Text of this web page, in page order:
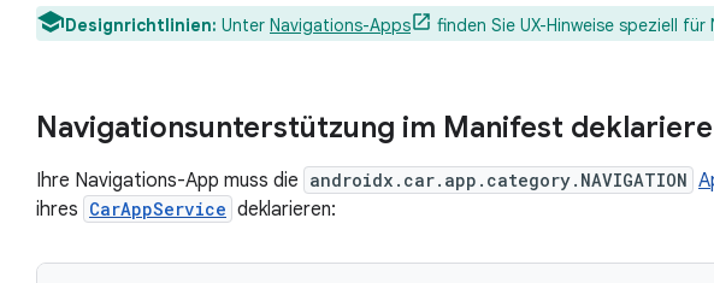
Designrichtlinien: Unter Navigations-Apps finden Sie UX-Hinweise speziell
Navigationsunterstützung im Manifest
Ihre Navigations-App muss die androidx.car.app.category.NAVIGATION
ihres CarAppService deklarieren: